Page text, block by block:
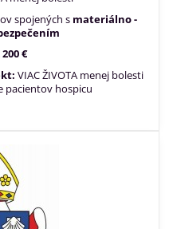
spojených s materiálno -
200 €
VIAC ŽIVOTA menej bolesti
pacientov hospicu